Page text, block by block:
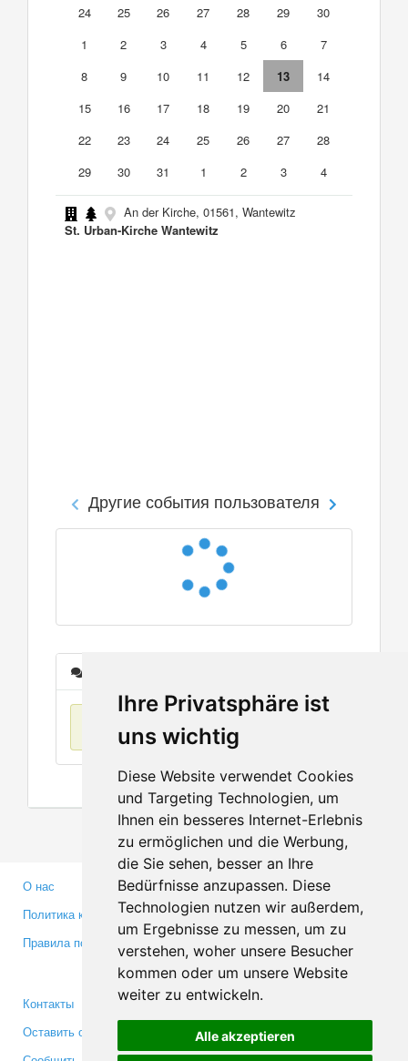
Ihre Privatsphäre ist
uns wichtig
Diese Website verwendet Cookies
und Targeting Technologien, um
Ihnen ein besseres Internet-Erlebnis
zu ermöglichen und die Werbung,
die Sie sehen, besser an Ihre
Bedürfnisse anzupassen. Diese
Technologien nutzen wir außerdem,
um Ergebnisse zu messen, um zu
verstehen, woher unsere Besucher
kommen oder um unsere Website
weiter zu entwickeln.
Alle akzeptieren
24
25 26 27 28 29
30
1
2 3 4 5 6
7
8
9 10 11 12 13
14
15
16 17 18 19 20
21
22
23 24 25 26 27
28
29
30 31 1 2 3 4
An der Kirche, 01561, Wantewitz
St. Urban-Kirche Wantewitz
Другие события пользователя
О нас
Политика конфиденциальности
Правила пользования
Партнерам
Инвесторам
Медиа
Контакты
Оставить отзыв
Facebook
Twitter